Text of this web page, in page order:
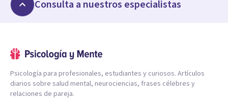
Consulta a nuestros especialistas
Psicología para profesionales, estudiantes y curiosos. Artículos
diarios sobre salud mental, neurociencias, frases célebres y
relaciones de pareja.